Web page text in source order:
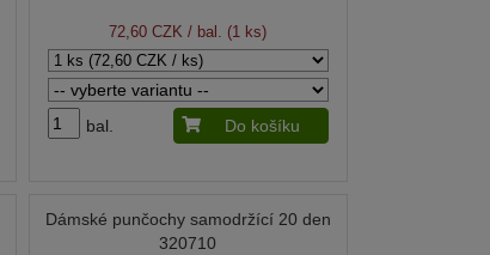
72,60 CZK / bal. (1 ks)
bal. Do košíku
Dámské punčochy samodržící 20 den
320710